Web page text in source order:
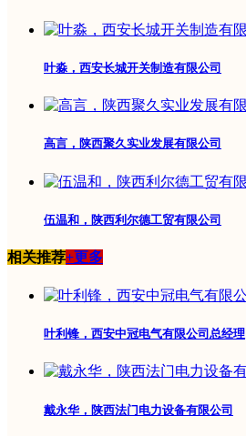
叶淼，西安长城开关制造有限公司
高言，陕西聚久实业发展有限公司
伍温和，陕西利尔德工贸有限公司
相关推荐+更多
叶利锋，西安中冠电气有限公司总经理
戴永华，陕西法门电力设备有限公司